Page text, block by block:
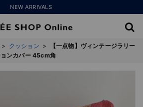
NEW ARRIVALS
> クッション >
【一点物】ヴィンテージラリー
ンカバー 45cm角